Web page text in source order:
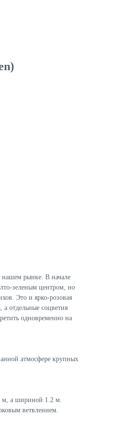
нашем рынке. В начале
зеленым центром, но
Это и ярко-розовая
отдельные соцветия
одновременно на
атмосфере крупных
м, а шириной 1.2 м.
ветвлением.